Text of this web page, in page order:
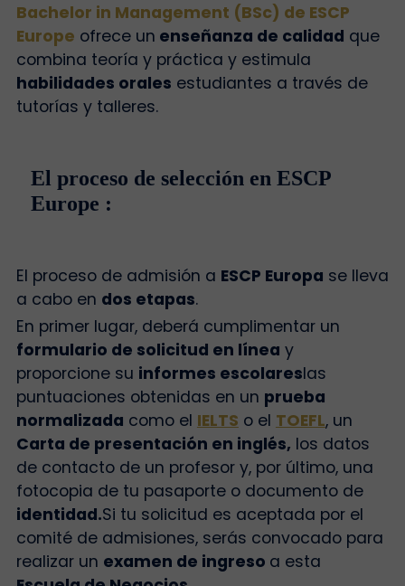
Bachelor in Management (BSc) de ESCP
Europe ofrece un enseñanza de calidad que
combina teoría y práctica y estimula
habilidades orales estudiantes a través de
tutorías y talleres.
El proceso de selección en ESCP
Europe :
El proceso de admisión a ESCP Europa se lleva
a cabo en dos etapas.
En primer lugar, deberá cumplimentar un
formulario de solicitud en línea y
proporcione su informes escolareslas
puntuaciones obtenidas en un prueba
normalizada como el IELTS o el TOEFL, un
Carta de presentación en inglés, los datos
de contacto de un profesor y, por último, una
fotocopia de tu pasaporte o documento de
identidad.Si tu solicitud es aceptada por el
comité de admisiones, serás convocado para
realizar un examen de ingreso a esta